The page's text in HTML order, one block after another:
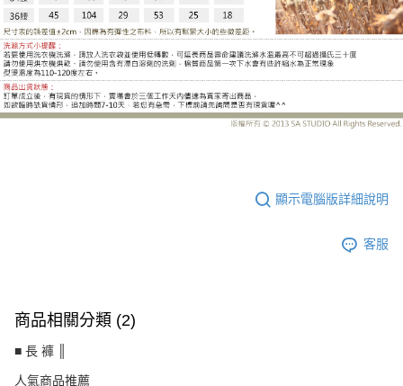
顯示電腦版詳細說明
客服
商品相關分類 (2)
■ 長 褲 ║
人氣商品推薦